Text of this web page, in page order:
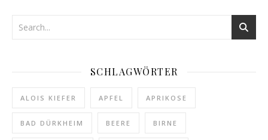
SCHLAGWÖRTER
ALOIS KIEFER APFEL APRIKOSE
BAD DÜRKHEIM BEERE BIRNE